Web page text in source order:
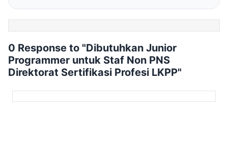
0 Response to "Dibutuhkan Junior
Programmer untuk Staf Non PNS
Direktorat Sertifikasi Profesi LKPP"